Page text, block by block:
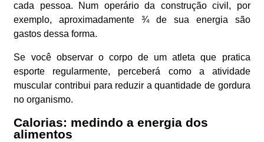
cada pessoa. Num operário da construção civil, por
exemplo, aproximadamente ¾ de sua energia são
gastos dessa forma.
Se você observar o corpo de um atleta que pratica
esporte regularmente, perceberá como a atividade
muscular contribui para reduzir a quantidade de gordura
no organismo.
Calorias: medindo a energia dos
alimentos